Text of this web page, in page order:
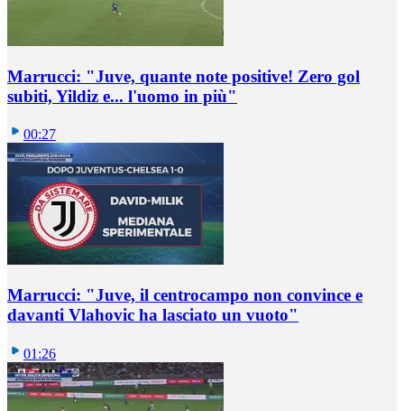
Marrucci: "Juve, quante note positive! Zero gol
subiti, Yildiz e... l'uomo in più"
00:27
Marrucci: "Juve, il centrocampo non convince e
davanti Vlahovic ha lasciato un vuoto"
01:26